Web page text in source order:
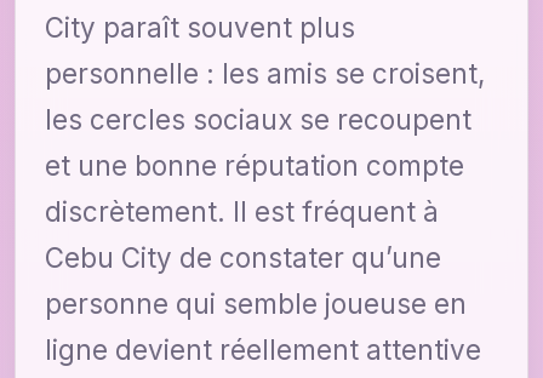
City paraît souvent plus
personnelle : les amis se croisent,
les cercles sociaux se recoupent
et une bonne réputation compte
discrètement. Il est fréquent à
Cebu City de constater qu’une
personne qui semble joueuse en
ligne devient réellement attentive